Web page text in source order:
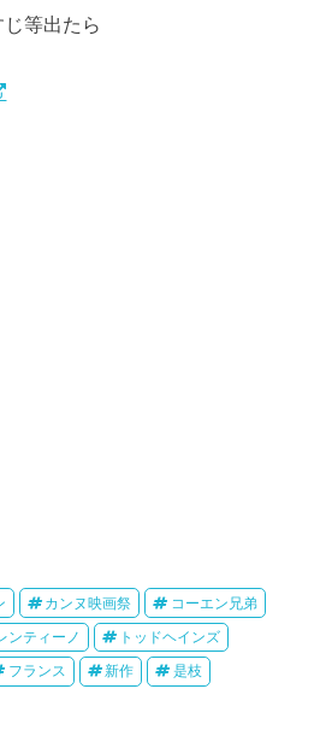
等出たら
カンヌ映画祭 コーエン兄弟
ンティーノ トッドヘインズ
フランス 新作 是枝